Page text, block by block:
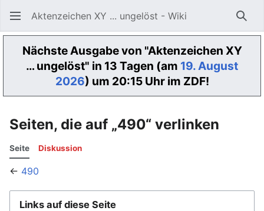
Aktenzeichen XY ... ungelöst - Wiki
Nächste Ausgabe von "Aktenzeichen XY
… ungelöst" in 13 Tagen (am 19. August
2026) um 20:15 Uhr im ZDF!
Seiten, die auf „490“ verlinken
Seite Diskussion
← 490
Links auf diese Seite